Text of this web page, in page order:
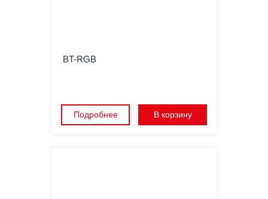
BT-RGB
Подробнее В корзину